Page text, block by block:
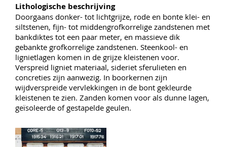
Lithologische beschrijving
Doorgaans donker- tot lichtgrijze, rode en bonte klei- en
siltstenen, fijn- tot middengrofkorrelige zandstenen met
bankdiktes tot een paar meter, en massieve dik
gebankte grofkorrelige zandstenen. Steenkool- en
lignietlagen komen in de grijze kleistenen voor.
Verspreid ligniet materiaal, sideriet sferulieten en
concreties zijn aanwezig. In boorkernen zijn
wijdverspreide vervlekkingen in de bont gekleurde
kleistenen te zien. Zanden komen voor als dunne lagen,
geïsoleerde of gestapelde geulen.